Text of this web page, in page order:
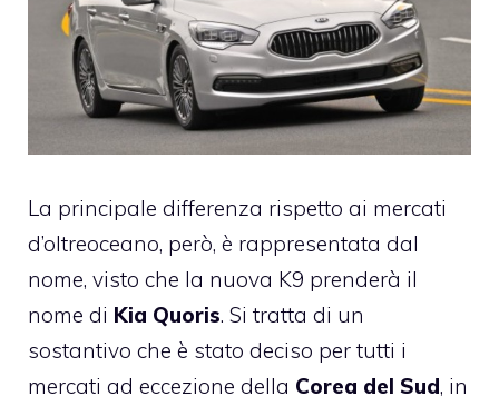
La principale differenza rispetto ai mercati
d’oltreoceano, però, è rappresentata dal
nome, visto che la nuova K9 prenderà il
nome di Kia Quoris. Si tratta di un
sostantivo che è stato deciso per tutti i
mercati ad eccezione della Corea del Sud, in